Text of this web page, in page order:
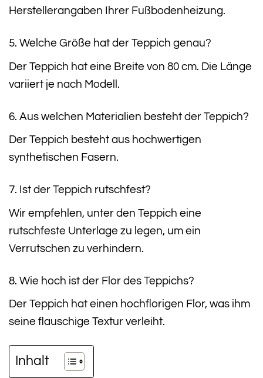
Herstellerangaben Ihrer Fußbodenheizung.
5. Welche Größe hat der Teppich genau?
Der Teppich hat eine Breite von 80 cm. Die Länge
variiert je nach Modell.
6. Aus welchen Materialien besteht der Teppich?
Der Teppich besteht aus hochwertigen
synthetischen Fasern.
7. Ist der Teppich rutschfest?
Wir empfehlen, unter den Teppich eine
rutschfeste Unterlage zu legen, um ein
Verrutschen zu verhindern.
8. Wie hoch ist der Flor des Teppichs?
Der Teppich hat einen hochflorigen Flor, was ihm
seine flauschige Textur verleiht.
Inhalt